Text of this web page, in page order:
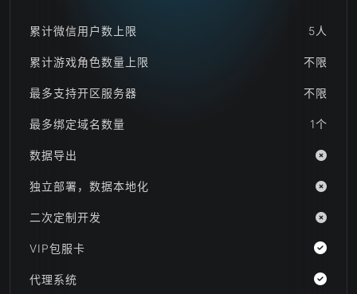
累计微信用户数上限 5人
累计游戏角色数量上限 不限
最多支持开区服务器 不限
最多绑定域名数量 1个
数据导出
独立部署，数据本地化
二次定制开发
VIP包服卡
代理系统